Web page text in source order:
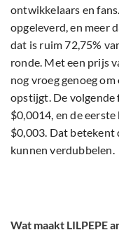
ontwikkelaars en
opgeleverd, en meer
dat is ruim 72,75%
ronde. Met een prijs
nog vroeg genoeg
opstijgt. De volgende
$0,0014, en de
$0,003. Dat betekent
kunnen verdubbelen.
Wat maakt LILPEPE